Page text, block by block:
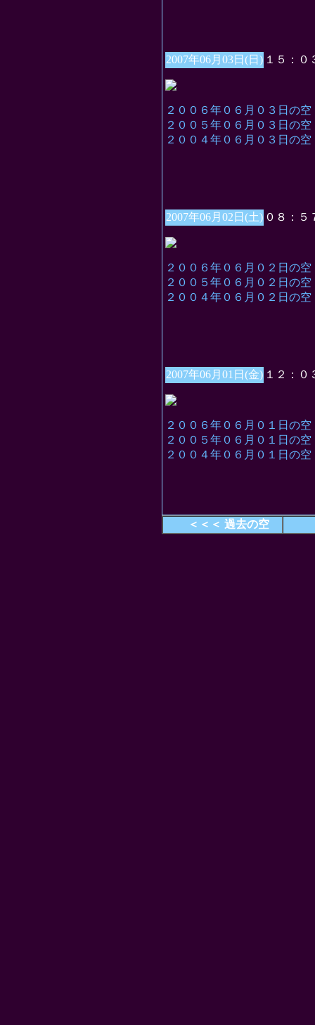
2007年06月03日(日) １５：０
２００６年０６月０３日の空
２００５年０６月０３日の空
２００４年０６月０３日の空
2007年06月02日(土) ０８：５
２００６年０６月０２日の空
２００５年０６月０２日の空
２００４年０６月０２日の空
2007年06月01日(金) １２：０
２００６年０６月０１日の空
２００５年０６月０１日の空
２００４年０６月０１日の空
＜＜＜ 過去の空